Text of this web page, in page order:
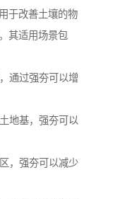
于改善土壤的物
其适用场景包
通过强夯可以增
地基，强夯可以
，强夯可以减少